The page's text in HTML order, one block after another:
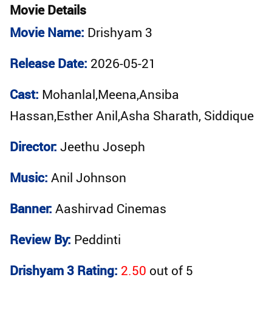
Movie Details
Movie Name: Drishyam 3
Release Date: 2026-05-21
Cast: Mohanlal,Meena,Ansiba
Hassan,Esther Anil,Asha Sharath, Siddique
Director: Jeethu Joseph
Music: Anil Johnson
Banner: Aashirvad Cinemas
Review By: Peddinti
Drishyam 3 Rating: 2.50 out of5